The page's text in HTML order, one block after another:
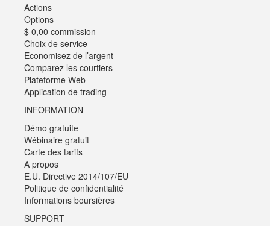
Actions
Options
$ 0,00 commission
Choix de service
Economisez de l’argent
Comparez les courtiers
Plateforme Web
Application de trading
INFORMATION
Démo gratuite
Wébinaire gratuit
Carte des tarifs
A propos
E.U. Directive 2014/107/EU
Politique de confidentialité
Informations boursières
SUPPORT